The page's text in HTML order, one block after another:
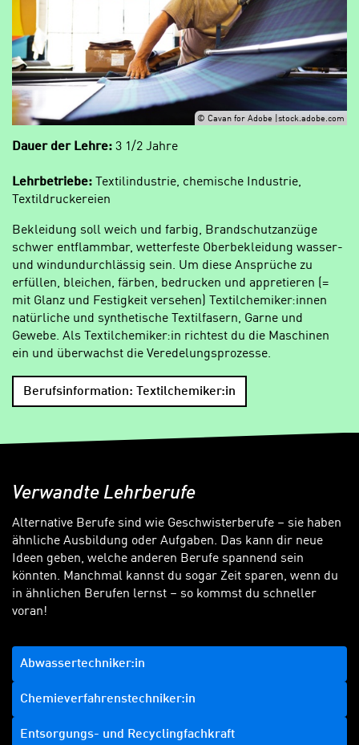
© Cavan for Adobe |stock.adobe.com
Dauer der Lehre: 3 1/2 Jahre
Lehrbetriebe:
Textilindustrie, chemische Industrie,
Textildruckereien
Bekleidung soll weich und farbig, Brandschutzanzüge
schwer entflammbar, wetterfeste Oberbekleidung wasser-
und windundurchlässig sein. Um diese Ansprüche zu
erfüllen, bleichen, färben, bedrucken und appretieren (=
mit Glanz und Festigkeit versehen) Textilchemiker:innen
natürliche und synthetische Textilfasern, Garne und
Gewebe. Als Textilchemiker:in richtest du die Maschinen
ein und überwachst die Veredelungsprozesse.
Berufsinformation: Textilchemiker:in
Verwandte Lehrberufe
Alternative Berufe sind wie Geschwisterberufe – sie haben
ähnliche Ausbildung oder Aufgaben. Das kann dir neue
Ideen geben, welche anderen Berufe spannend sein
könnten. Manchmal kannst du sogar Zeit sparen, wenn du
in ähnlichen Berufen lernst – so kommst du schneller
voran!
Abwassertechniker:in
Chemieverfahrenstechniker:in
Entsorgungs- und Recyclingfachkraft